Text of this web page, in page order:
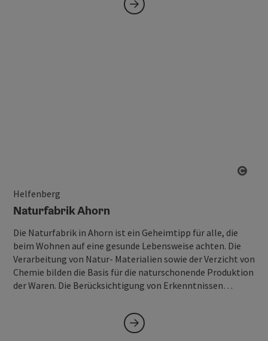
Helfenberg
Naturfabrik Ahorn
Die Naturfabrik in Ahorn ist ein Geheimtipp für alle, die
beim Wohnen auf eine gesunde Lebensweise achten. Die
Verarbeitung von Natur- Materialien sowie der Verzicht von
Chemie bilden die Basis für die naturschonende Produktion
der Waren. Die Berücksichtigung von Erkenntnissen…